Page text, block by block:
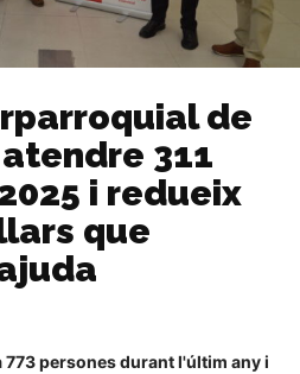
de
311
i redueix
que
persones durant l'últim any i